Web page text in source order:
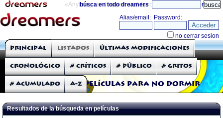
«Anything can happen and it probably will» directorio
búsca en todo dreamers
THE DREAMERS
Críticas: Películas
Películas para no dormir
Principal Listados Últimas modificaciones
Cronológico # Críticos # Público # Gritos
# Acumulado A-Z
Resultados de la búsqueda en películas